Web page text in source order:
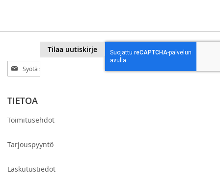
Tilaa
uutiskirjeemme:
Tilaa uutiskirje
TIETOA
Toimitusehdot
Tarjouspyyntö
Laskutustiedot